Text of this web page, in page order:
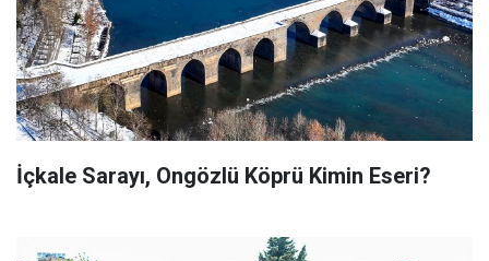
İçkale Sarayı, Ongözlü Köprü Kimin Eseri?